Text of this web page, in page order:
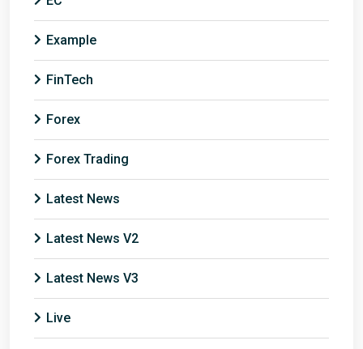
Example
FinTech
Forex
Forex Trading
Latest News
Latest News V2
Latest News V3
Live